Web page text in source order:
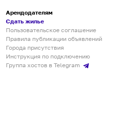
Арендодателям
Сдать жилье
Пользовательское соглашение
Правила публикации объявлений
Города присутствия
Инструкция по подключению
Группа хостов в Telegram